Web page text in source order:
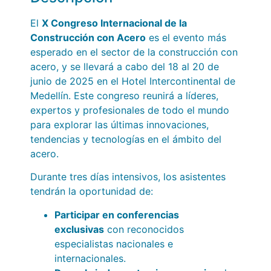
El X Congreso Internacional de la
Construcción con Acero es el evento más
esperado en el sector de la construcción con
acero, y se llevará a cabo del 18 al 20 de
junio de 2025 en el Hotel Intercontinental de
Medellín. Este congreso reunirá a líderes,
expertos y profesionales de todo el mundo
para explorar las últimas innovaciones,
tendencias y tecnologías en el ámbito del
acero.
Durante tres días intensivos, los asistentes
tendrán la oportunidad de:
Participar en conferencias
exclusivas con reconocidos
especialistas nacionales e
internacionales.